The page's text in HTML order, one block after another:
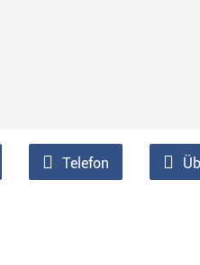
Telefon